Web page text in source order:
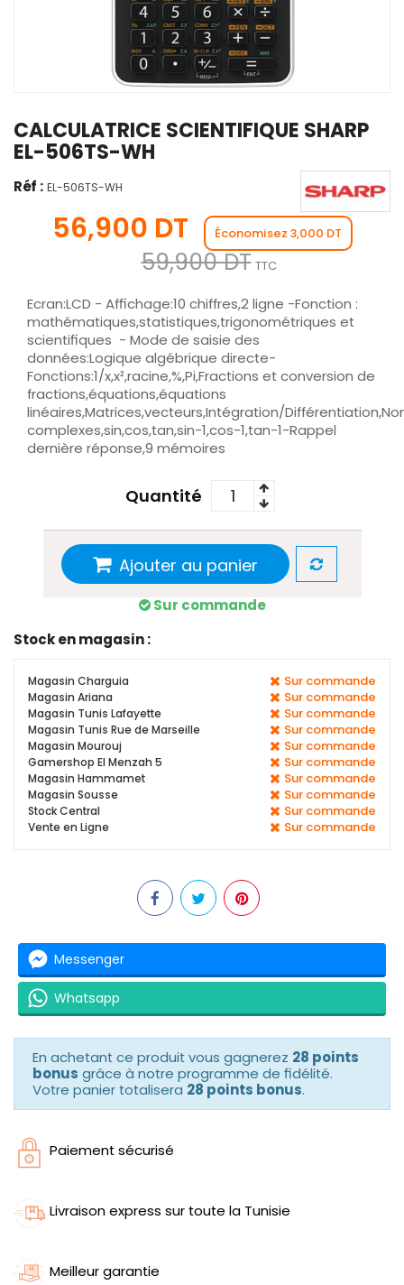
CALCULATRICE SCIENTIFIQUE SHARP
EL-506TS-WH
Réf : EL-506TS-WH
56,900 DT Économisez 3,000 DT
59,900 DT TTC
Ecran:LCD - Affichage:10 chiffres,2 ligne -Fonction :
mathématiques,statistiques,trigonométriques et
scientifiques - Mode de saisie des
données:Logique algébrique directe-
Fonctions:1/x,x²,racine,%,Pi,Fractions et conversion de
fractions,équations,équations
linéaires,Matrices,vecteurs,Intégration/
complexes,sin,cos,tan,sin-1,cos-1,tan-1-Rappel
dernière réponse,9 mémoires
Quantité
Ajouter au panier
Sur commande
Stock en magasin :
Magasin Charguia Sur commande
Magasin Ariana Sur commande
Magasin Tunis Lafayette Sur commande
Magasin Tunis Rue de Marseille Sur commande
Magasin Mourouj Sur commande
Gamershop El Menzah 5 Sur commande
Magasin Hammamet Sur commande
Magasin Sousse Sur commande
Stock Central Sur commande
Vente en Ligne Sur commande
Messenger
Whatsapp
En achetant ce produit vous gagnerez 28 points
bonus grâce à notre programme de fidélité.
Votre panier totalisera 28 points bonus.
Paiement sécurisé
Livraison express sur toute la Tunisie
Meilleur garantie